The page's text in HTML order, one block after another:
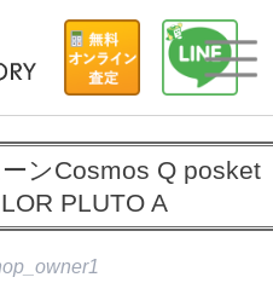
ンCosmos Q posket
PLUTO A